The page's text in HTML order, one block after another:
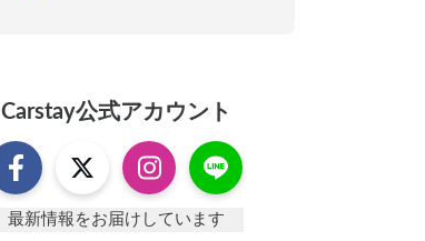
Carstay公式アカウント
最新情報をお届けしています